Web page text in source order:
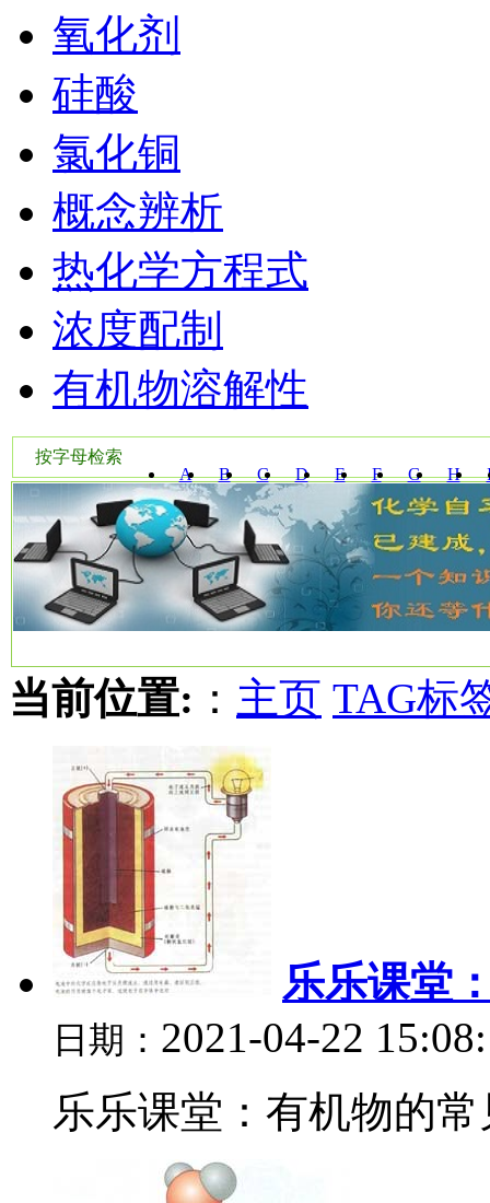
氧化剂
硅酸
氯化铜
概念辨析
热化学方程式
浓度配制
有机物溶解性
按字母检索
A
B C D E F G H
W Y
当前位置: ： 主页 TAG标
乐乐课堂
日期： 2021-04-22
乐乐课堂：有机物的